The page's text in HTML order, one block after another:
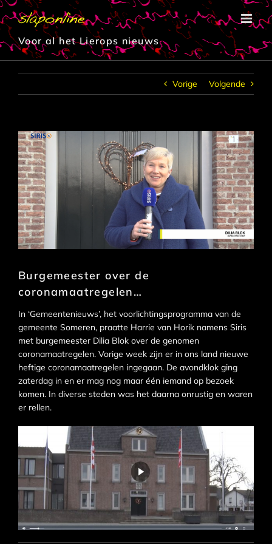
Ga
naar
inhoud
Voor al het Lierops nieuws
Vorige Volgende
Burgemeester over de
coronamaatregelen…
In ‘Gemeentenieuws’, het voorlichtingsprogramma van de
gemeente Someren, praatte Harrie van Horik namens Siris
met burgemeester Dilia Blok over de genomen
coronamaatregelen. Vorige week zijn er in ons land nieuwe
heftige coronamaatregelen ingegaan. De avondklok ging
zaterdag in en er mag nog maar één iemand op bezoek
komen. In diverse steden was het daarna onrustig en waren
er rellen.